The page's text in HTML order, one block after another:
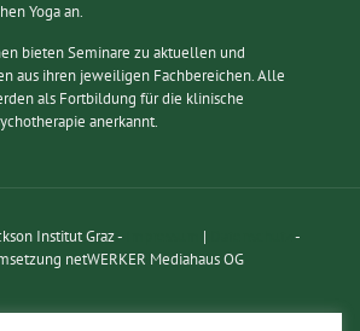
Yoga an.
bieten Seminare zu aktuellen und
aus ihren jeweiligen Fachbereichen. Alle
als Fortbildung für die klinische
anerkannt.
Institut Graz - |
-
netWERKER Mediahaus OG